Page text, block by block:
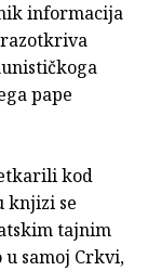
informacija
pape
kod
knjizi se
tajnim
samoj Crkvi,